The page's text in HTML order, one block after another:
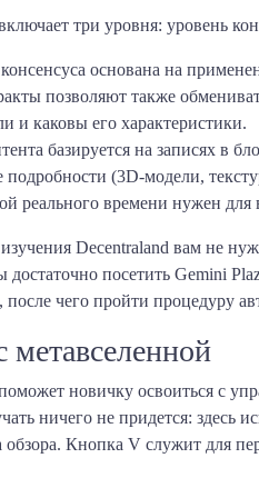
три уровня: уровень
консенсуса основана на
позволяют также
и каковы его характеристики.
базируется на записях в
подробности (3D-модели,
реального времени нужен для
Decentraland вам не
посетить Gemini
после чего пройти процедуру
метавселенной
новичку освоиться с
ничего не придется:
Кнопка V служит для